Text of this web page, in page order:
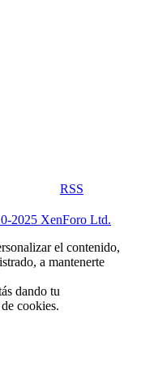
RSS
2025 XenForo Ltd.
el contenido,
a mantenerte
dando tu
cookies.